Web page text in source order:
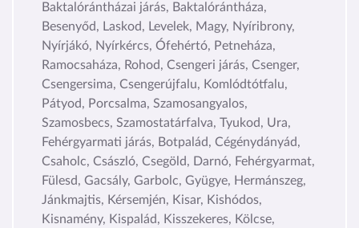
Baktalórántházai járás, Baktalórántháza,
Besenyőd, Laskod, Levelek, Magy, Nyíribrony,
Nyírjákó, Nyírkércs, Ófehértó, Petneháza,
Ramocsaháza, Rohod, Csengeri járás, Csenger,
Csengersima, Csengerújfalu, Komlódtótfalu,
Pátyod, Porcsalma, Szamosangyalos,
Szamosbecs, Szamostatárfalva, Tyukod, Ura,
Fehérgyarmati járás, Botpalád, Cégénydányád,
Csaholc, Császló, Csegöld, Darnó, Fehérgyarmat,
Fülesd, Gacsály, Garbolc, Gyügye, Hermánszeg,
Jánkmajtis, Kérsemjén, Kisar, Kishódos,
Kisnamény, Kispalád, Kisszekeres, Kölcse,